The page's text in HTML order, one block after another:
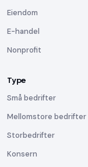
Eiendom
E-handel
Nonprofit
Type
Små bedrifter
Mellomstore bedrifter
Storbedrifter
Konsern